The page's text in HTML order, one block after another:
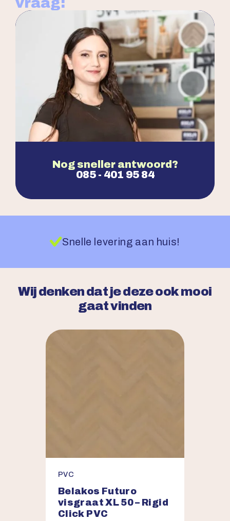
Nog sneller antwoord?
085 - 401 95 84
Snelle levering aan huis!
Wij denken dat je deze ook mooi
gaat vinden
PVC
Belakos Futuro
visgraat XL 50 – Rigid
Click PVC